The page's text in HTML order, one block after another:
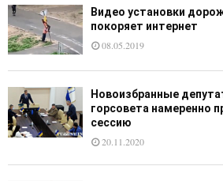
Видео установки
покоряет интернет
08.05.2019
Новоизбранные
горсовета намеренно
сессию
20.11.2020